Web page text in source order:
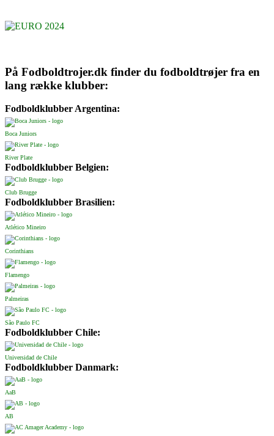
På Fodboldtrojer.dk finder du fodboldtrøjer fra en
lang række klubber:
Fodboldklubber Argentina:
Boca Juniors
River Plate
Fodboldklubber Belgien:
Club Brugge
Fodboldklubber Brasilien:
Atlético Mineiro
Corinthians
Flamengo
Palmeiras
São Paulo FC
Fodboldklubber Chile:
Universidad de Chile
Fodboldklubber Danmark:
AaB
AB